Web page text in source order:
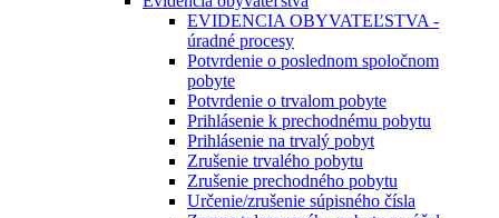
EVIDENCIA OBYVATEĽSTVA -
úradné procesy
Potvrdenie o poslednom spoločnom
pobyte
Potvrdenie o trvalom pobyte
Prihlásenie k prechodnému pobytu
Prihlásenie na trvalý pobyt
Zrušenie trvalého pobytu
Zrušenie prechodného pobytu
Určenie/zrušenie súpisného čísla